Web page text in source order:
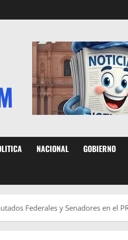
NACIONAL GOBIERNO
Federales y Senadores en el